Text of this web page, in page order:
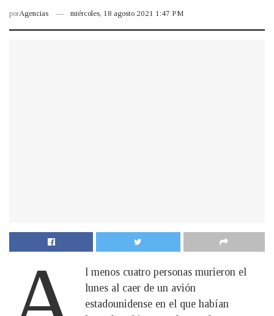
porAgencias miércoles, 18 agosto 2021 1:47 PM
l menos cuatro personas murieron el
lunes al caer de un avión
estadounidense en el que habían